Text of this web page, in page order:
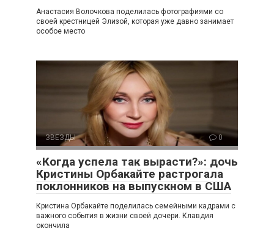
Анастасия Волочкова поделилась фотографиями со
своей крестницей Элизой, которая уже давно занимает
особое место
ЗВЕЗДЫ 0
«Когда успела так вырасти?»: дочь
Кристины Орбакайте растрогала
поклонников на выпускном в США
Кристина Орбакайте поделилась семейными кадрами с
важного события в жизни своей дочери. Клавдия
окончила